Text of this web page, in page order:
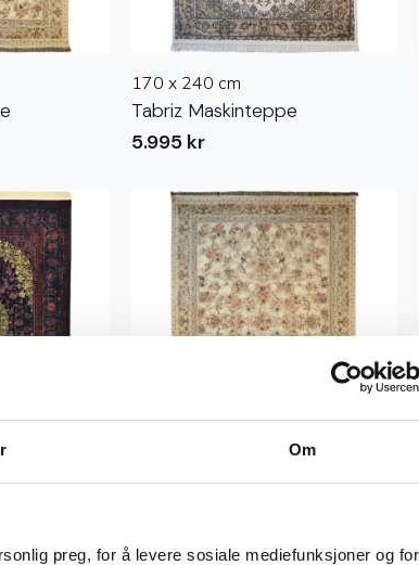
Om
preg, for å levere sosiale mediefunksjoner og
170 x 240 cm
Tabriz Maskinteppe
5.995 kr
170 x 240 cm
5.995